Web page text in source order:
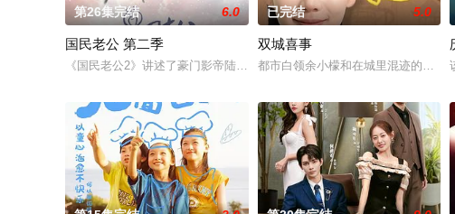
第26集完结 6.0
国民老公 第二季
《国民老公2》讲述了豪门影帝陆瑾年与演艺圈新星乔安好互相暗恋十一
已完结 5.0
双城喜事
都市白领余小檬和在城里混迹的简单